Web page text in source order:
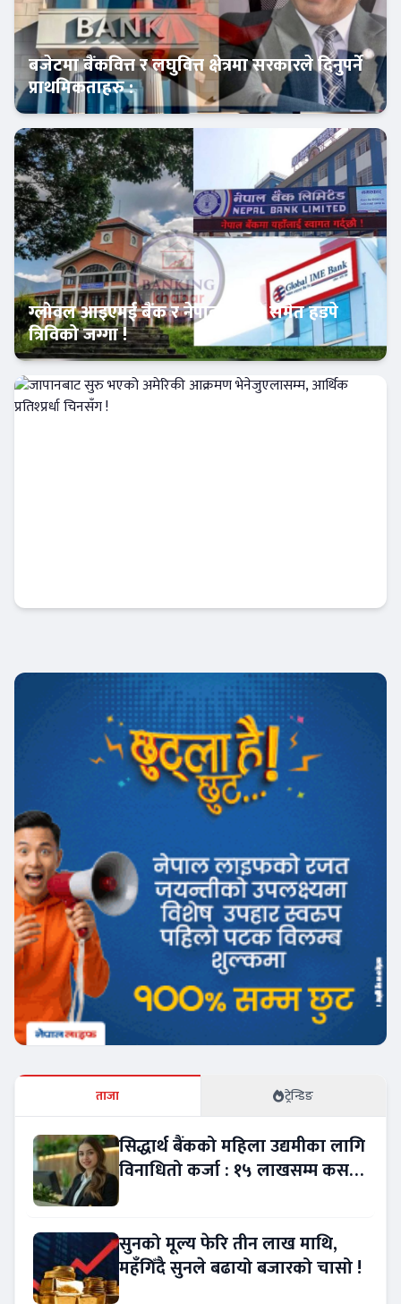
आजको विशेष
बजेटमा बैंकवित्त र लघुवित्त क्षेत्रमा सरकारले दिनुपर्ने
प्राथमिकताहरु :
दस्तावेज
ग्लोवल आइएमई बैंक र नेपाल बैंकले समेत हडपे
त्रिविको जग्गा !
ताजा ट्रेन्डिङ
सिद्धार्थ बैंकको महिला उद्यमीका लागि
विनाधितो कर्जा : १५ लाखसम्म कसरी
सुनको मूल्य फेरि तीन लाख माथि,
महँगिँदै सुनले बढायो बजारको चासो !